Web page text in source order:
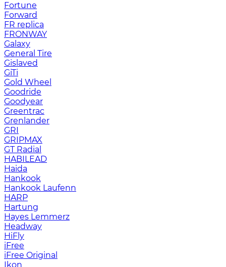
Fortune
Forward
FR replica
FRONWAY
Galaxy
General Tire
Gislaved
GiTi
Gold Wheel
Goodride
Goodyear
Greentrac
Grenlander
GRI
GRIPMAX
GT Radial
HABILEAD
Haida
Hankook
Hankook Laufenn
HARP
Hartung
Hayes Lemmerz
Headway
HiFly
iFree
iFree Original
Ikon